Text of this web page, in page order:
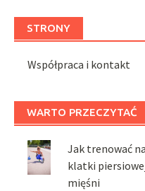
STRONY
Współpraca i kontakt
WARTO PRZECZYTAĆ
Jak trenować
klatki
mięśni